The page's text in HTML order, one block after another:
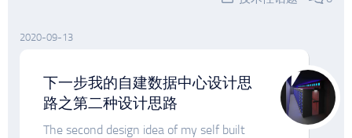
2020-09-13
下一步我的自建数据中心设计思
路之第二种设计思路
The second design idea of my self built